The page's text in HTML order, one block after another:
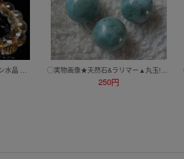
250円